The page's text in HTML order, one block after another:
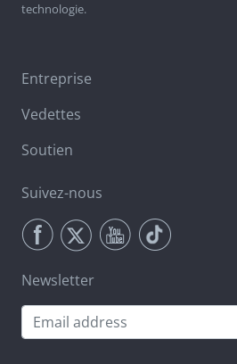
technologie.
Entreprise
Vedettes
Soutien
Suivez-nous
Newsletter